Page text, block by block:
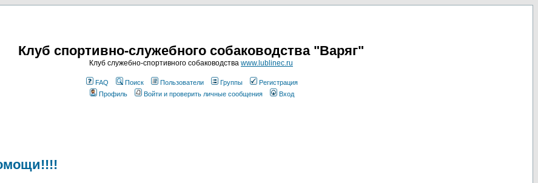
Клуб спортивно-служебного собаководства "Варяг"
Клуб служебно-спортивного собаководства www.lublinec.ru
FAQ Поиск Пользователи Группы
Регистрация
Профиль
Войти и проверить личные сообщения Вход